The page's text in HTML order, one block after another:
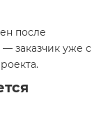
после
заказчик уже с